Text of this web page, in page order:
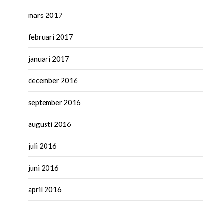
mars 2017
februari 2017
januari 2017
december 2016
september 2016
augusti 2016
juli 2016
juni 2016
april 2016